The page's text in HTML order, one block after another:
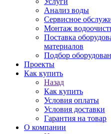
Анализ воды
Сервисное
Монтаж
Поставка
материалов
Подбор
Проекты
Как купить
Назад
Как купить
Условия оплаты
Условия доставки
Гарантия на товар
О компании